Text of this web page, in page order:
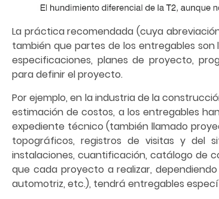
La práctica recomendada (cuya
también que partes de los entregables
especificaciones, planes de proyecto,
para definir el proyecto.
Por ejemplo, en la industria de la
estimación de costos, a los entregables
expediente técnico (también llamado
topográficos, registros de visitas y del
instalaciones, cuantificación, catálogo de
que cada proyecto a realizar,
automotriz, etc.), tendrá entregables